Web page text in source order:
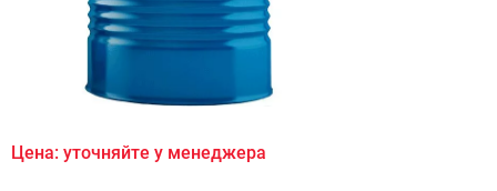
Цена: уточняйте у менеджера